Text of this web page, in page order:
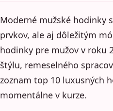
Moderné mužské hodinky
prvkov, ale aj dôležitým
hodinky pre mužov v roku
štýlu, remeselného
zoznam top 10 luxusných
momentálne v kurze.